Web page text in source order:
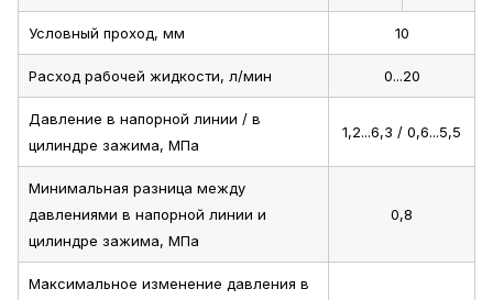
Условный проход, мм 10
Расход рабочей жидкости, л/мин 0...20
Давление в напорной линии / в
цилиндре зажима, МПа
1,2...6,3 / 0,6...5,5
Минимальная разница между
давлениями в напорной линии и
цилиндре зажима, МПа
0,8
Максимальное изменение давления в